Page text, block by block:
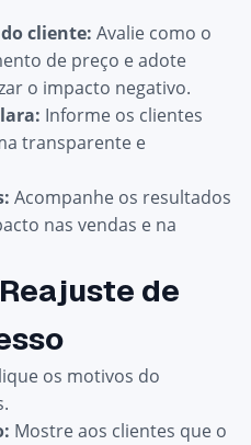
cliente: Avalie como o
de preço e adote
o impacto negativo.
Informe os clientes
transparente e
Acompanhe os resultados
nas vendas e na
de
os motivos do
Mostre aos clientes que o